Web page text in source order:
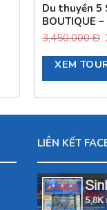
Du thuyền 5
BOUTIQUE
3,450,000Đ
XEM
LIÊN KẾT